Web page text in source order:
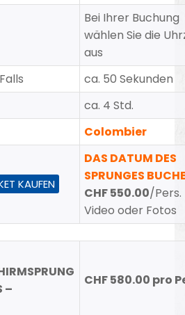
Bei Ihrer Buchung
wählen Sie die
aus
ca. 50 Sekunden
ca. 4 Std.
Colombier
KAUFEN
DAS DATUM DES
SPRUNGES
CHF 550.00/
Video oder Fotos
–
CHF 580.00 pro